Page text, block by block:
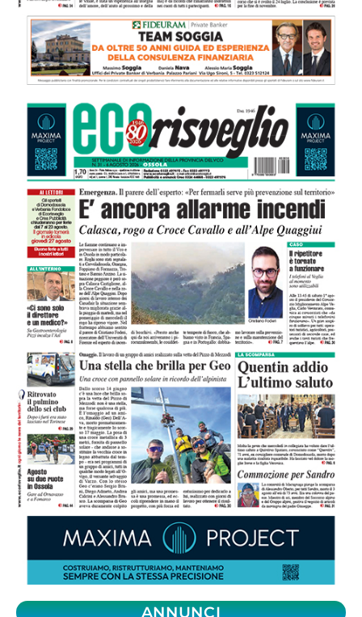
ANNUNCI